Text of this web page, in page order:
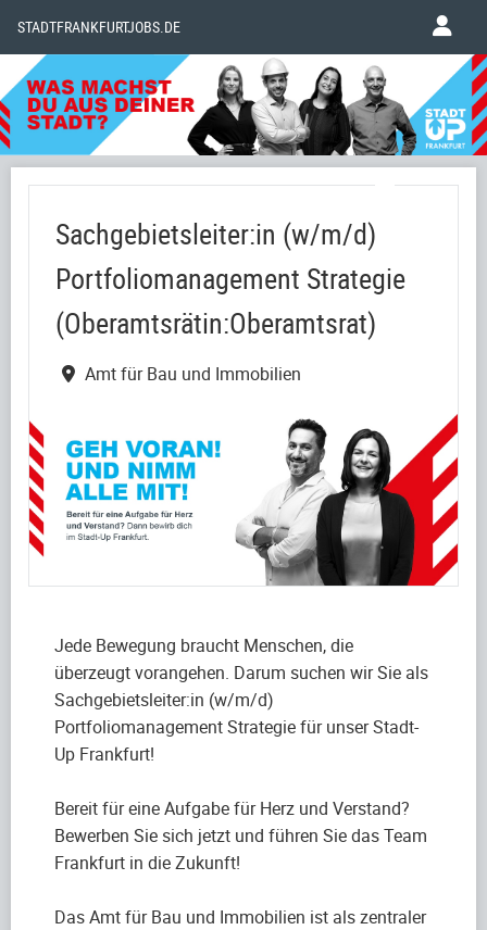
STADTFRANKFURTJOBS.DE
Sachgebietsleiter:in (w/m/d)
Portfoliomanagement Strategie
(Oberamtsrätin:Oberamtsrat)
Amt für Bau und Immobilien
Jede Bewegung braucht Menschen, die
überzeugt vorangehen. Darum suchen wir Sie als
Sachgebietsleiter:in (w/m/d)
Portfoliomanagement Strategie für unser Stadt-
Up Frankfurt!
Bereit für eine Aufgabe für Herz und Verstand?
Bewerben Sie sich jetzt und führen Sie das Team
Frankfurt in die Zukunft!
Das Amt für Bau und Immobilien ist als zentraler